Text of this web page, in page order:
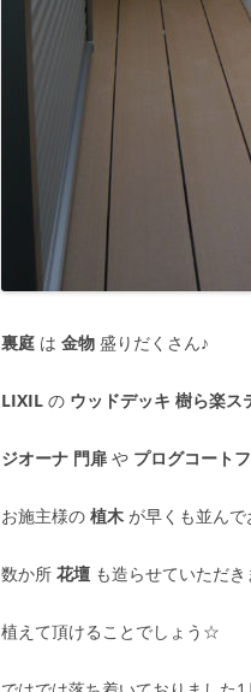
裏庭 は 金物 盛りだくさん♪
LIXIL の ウッドデッキ 樹ら楽ス
ジオーナ 門扉 や プログコート
お施主様の 植木 が早くも並んで
数か所 花壇 も造らせていただ
植えて頂けることでしょう☆